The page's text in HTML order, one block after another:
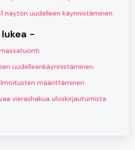
näytön uudelleen käynnistäminen
-
uudelleenkäynnistäminen
määrittäminen
vierashakua uloskirjautumista